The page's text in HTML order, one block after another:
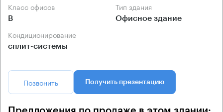
Класс офисов
B
Тип здания
Офисное здание
Кондиционирование
сплит-системы
Позвонить Получить презентацию